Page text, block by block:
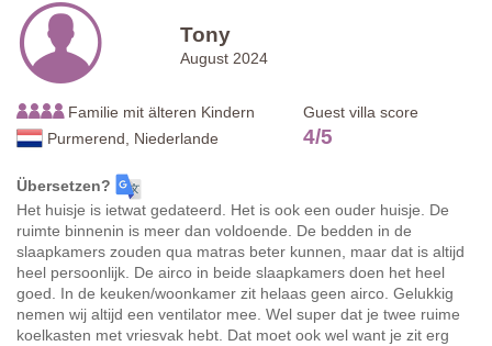
Tony
August 2024
Familie mit älteren Kindern
Purmerend, Niederlande
Guest villa score
4/5
Übersetzen?
Het huisje is ietwat gedateerd. Het is ook een ouder huisje. De
ruimte binnenin is meer dan voldoende. De bedden in de
slaapkamers zouden qua matras beter kunnen, maar dat is altijd
heel persoonlijk. De airco in beide slaapkamers doen het heel
goed. In de keuken/woonkamer zit helaas geen airco. Gelukkig
nemen wij altijd een ventilator mee. Wel super dat je twee ruime
koelkasten met vriesvak hebt. Dat moet ook wel want je zit erg